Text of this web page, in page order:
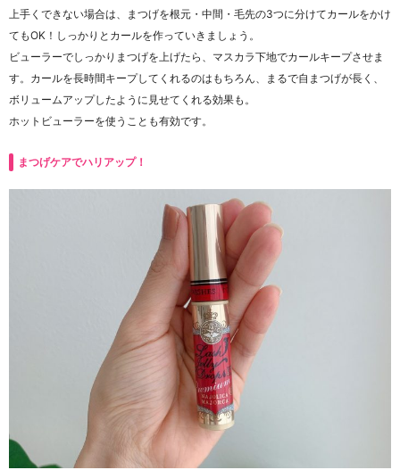
上手くできない場合は、まつげを根元・中間・毛先の3つに分けてカールをかけ
てもOK！しっかりとカールを作っていきましょう。
ビューラーでしっかりまつげを上げたら、マスカラ下地でカールキープさせま
す。カールを長時間キープしてくれるのはもちろん、まるで自まつげが長く、
ボリュームアップしたように見せてくれる効果も。
ホットビューラーを使うことも有効です。
まつげケアでハリアップ！